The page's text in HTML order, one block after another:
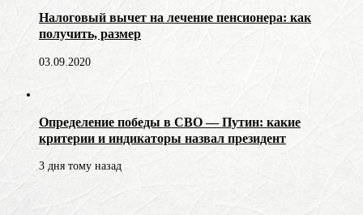
Налоговый вычет на лечение пенсионера: как
получить, размер
03.09.2020
Определение победы в СВО — Путин: какие
критерии и индикаторы назвал президент
3 дня тому назад